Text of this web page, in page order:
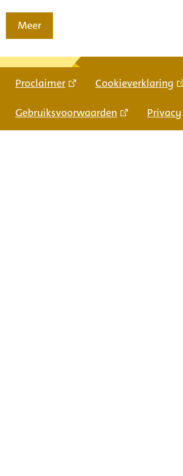
Meer
Proclaimer Cookieverklaring
Gebruiksvoorwaarden Privacy